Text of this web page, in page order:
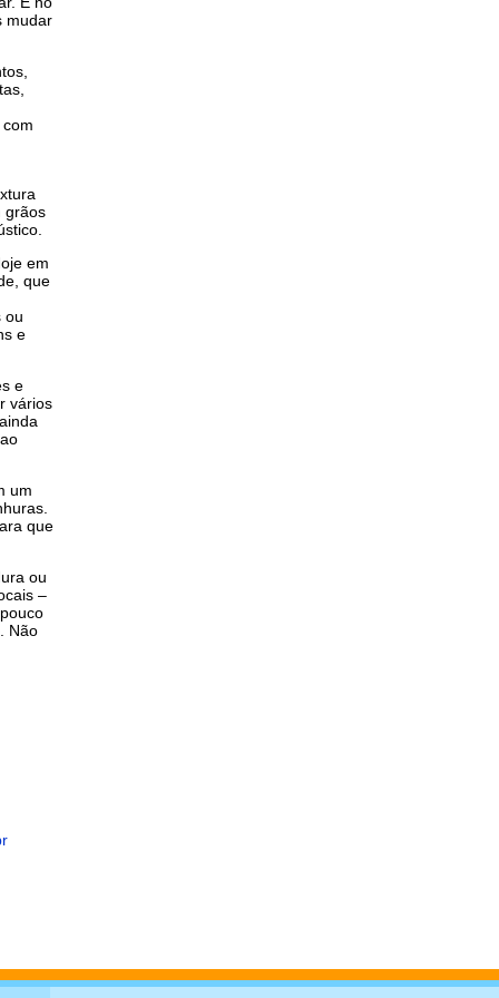
mudar
grãos
em
que
ou
e
e
vários
um
que
ou
–
Não